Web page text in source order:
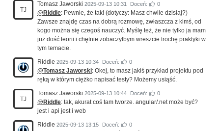
TJ
Tomasz Jaworski 2025-09-13 10:31 Doceń: 0
@Riddle: Pewnie, że tak! (dotyczy: Masz chwile dzisiaj?)
Zawsze znajdę czas na dobrą rozmowę, zwłaszcza z kimś, od
kogo można się czegoś nauczyć. Myślę też, że nie tylko ja mam
już dość teorii i chętnie zobaczyłbym wreszcie trochę praktyki w
tym temacie.
Riddle 2025-09-13 10:34 Doceń: 0
@Tomasz Jaworski: Okej, to masz jakiś przykład projektu pod
ręką w którym ciężko napisać testy? Możemy usiąść.
TJ
Tomasz Jaworski 2025-09-13 10:44 Doceń: 0
@Riddle: tak, akurat coś tam tworze. angular/.net może być?
jest i api jest i web
Riddle 2025-09-13 13:15 Doceń: 0